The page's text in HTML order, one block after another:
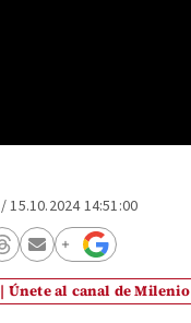
/15.10.2024 14:51:00
Únete al canal de Milenio